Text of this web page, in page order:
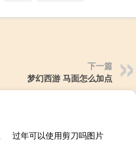
下一篇
梦幻西游 马面怎么加点
过年可以使用剪刀吗图片